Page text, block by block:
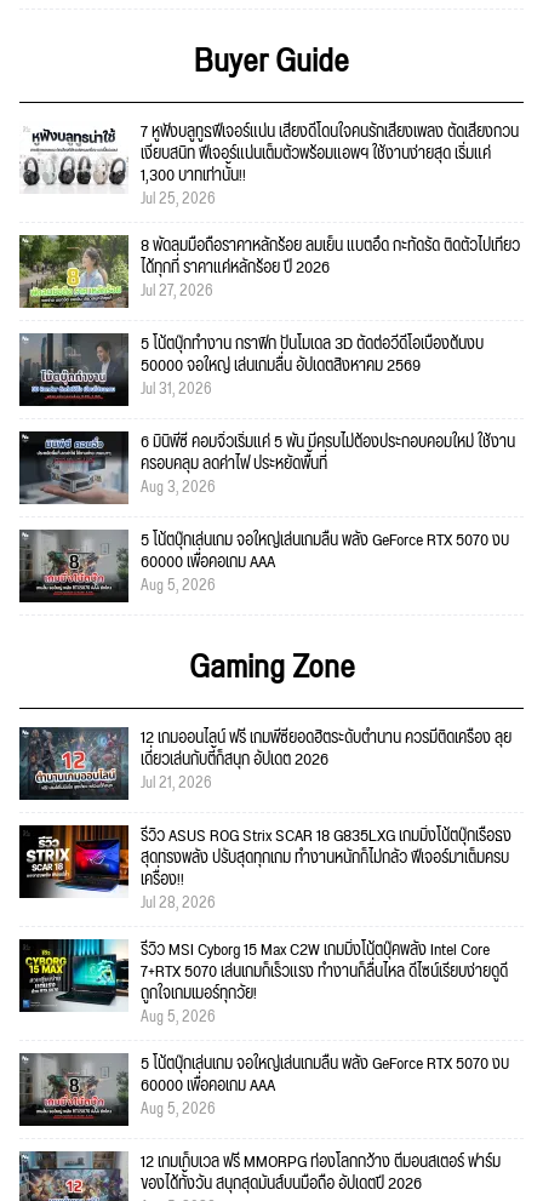
Buyer Guide
7 หูฟังบลูทูธฟีเจอร์แน่น เสียงดีโดนใจคนรักเสียงเพลง ตัดเสียงกวน
เงียบสนิท ฟีเจอร์แน่นเต็มตัวพร้อมแอพฯ ใช้งานง่ายสุด เริ่มแค่
1,300 บาทเท่านั้น!!
Jul 25, 2026
8 พัดลมมือถือราคาหลักร้อย ลมเย็น แบตอึด กะทัดรัด ติดตัวไปเที่ยว
ได้ทุกที่ ราคาแค่หลักร้อย ปี 2026
Jul 27, 2026
5 โน้ตบุ๊กทำงาน กราฟิก ปั้นโมเดล 3D ตัดต่อวีดีโอเบื้องต้นงบ
50000 จอใหญ่ เล่นเกมลื่น อัปเดตสิงหาคม 2569
Jul 31, 2026
6 มินิพีซี คอมจิ๋วเริ่มแค่ 5 พัน มีครบไม่ต้องประกอบคอมใหม่ ใช้งาน
ครอบคลุม ลดค่าไฟ ประหยัดพื้นที่
Aug 3, 2026
5 โน้ตบุ๊กเล่นเกม จอใหญ่เล่นเกมลื่น พลัง GeForce RTX 5070 งบ
60000 เพื่อคอเกม AAA
Aug 5, 2026
Gaming Zone
12 เกมออนไลน์ ฟรี เกมพีซียอดฮิตระดับตำนาน ควรมีติดเครื่อง ลุย
เดี่ยวเล่นกับตี้ก็สนุก อัปเดต 2026
Jul 21, 2026
รีวิว ASUS ROG Strix SCAR 18 G835LXG เกมมิ่งโน้ตบุ๊กเรือธง
สุดทรงพลัง ปรับสุดทุกเกม ทำงานหนักก็ไม่กลัว ฟีเจอร์มาเต็มครบ
เครื่อง!!
Jul 28, 2026
รีวิว MSI Cyborg 15 Max C2W เกมมิ่งโน้ตบุ๊คพลัง Intel Core
7+RTX 5070 เล่นเกมก็เร็วแรง ทำงานก็ลื่นไหล ดีไซน์เรียบง่ายดูดี
ถูกใจเกมเมอร์ทุกวัย!
Aug 5, 2026
5 โน้ตบุ๊กเล่นเกม จอใหญ่เล่นเกมลื่น พลัง GeForce RTX 5070 งบ
60000 เพื่อคอเกม AAA
Aug 5, 2026
12 เกมเก็บเวล ฟรี MMORPG ท่องโลกกว้าง ตีมอนสเตอร์ ฟาร์ม
ของได้ทั้งวัน สนุกสุดมันส์บนมือถือ อัปเดตปี 2026